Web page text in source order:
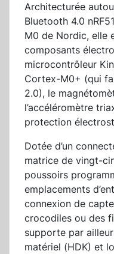
Architecturée
Bluetooth 4.0
M0 de Nordic, elle
composants
microcontrôleur
Cortex-M0+ (qui
2.0), le
l’accéléromètre
protection
Dotée d’un
matrice de vingt-
poussoirs
emplacements
connexion de
crocodiles ou des
supporte par
matériel (HDK) et